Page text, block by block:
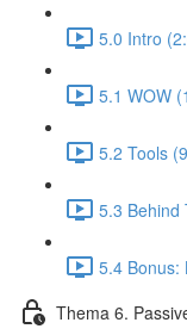
5.0 Intro
5.1 WOW
5.2 Tools
5.3 Behind
5.4 Bonus:
Thema 6.